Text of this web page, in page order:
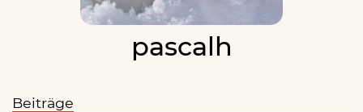
pascalh
Beiträge